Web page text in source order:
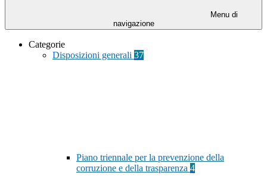
Menu di
navigazione
Categorie
Disposizioni generali 37
Piano triennale per la prevenzione della
corruzione e della trasparenza 4